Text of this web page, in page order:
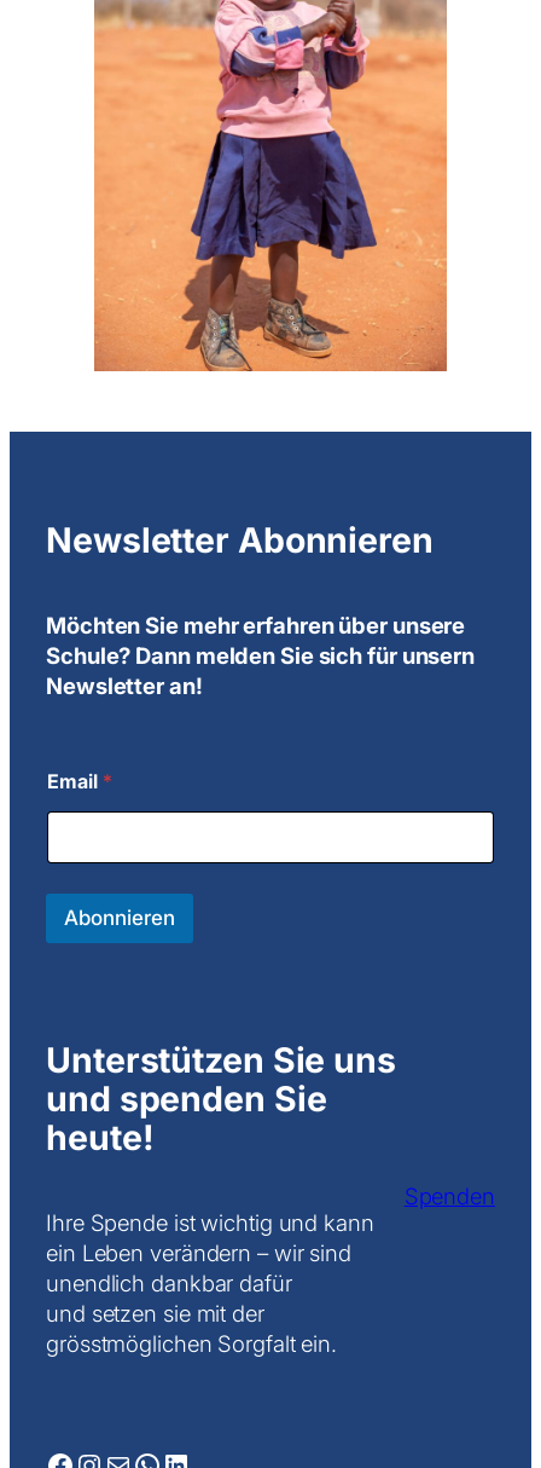
Newsletter Abonnieren
Möchten Sie mehr erfahren über unsere
Schule? Dann melden Sie sich für unsern
Newsletter an!
*
*
m
Email *
Abonnieren
Unterstützen Sie uns
und spenden Sie
heute!
Ihre Spende ist wichtig und kann
ein Leben verändern – wir sind
unendlich dankbar dafür
und setzen sie mit der
grösstmöglichen Sorgfalt ein.
Spenden